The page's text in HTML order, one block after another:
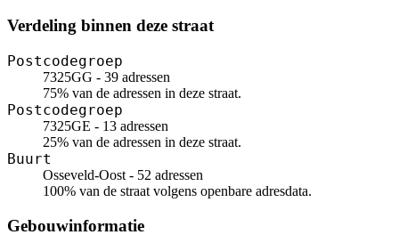
Verdeling binnen deze straat
Postcodegroep
7325GG - 39 adressen
75% van de adressen in deze straat.
Postcodegroep
7325GE - 13 adressen
25% van de adressen in deze straat.
Buurt
Osseveld-Oost - 52 adressen
100% van de straat volgens openbare adresdata.
Gebouwinformatie